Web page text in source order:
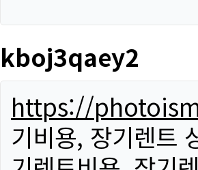
kboj3qaey2
https://
기비용, 장기렌트